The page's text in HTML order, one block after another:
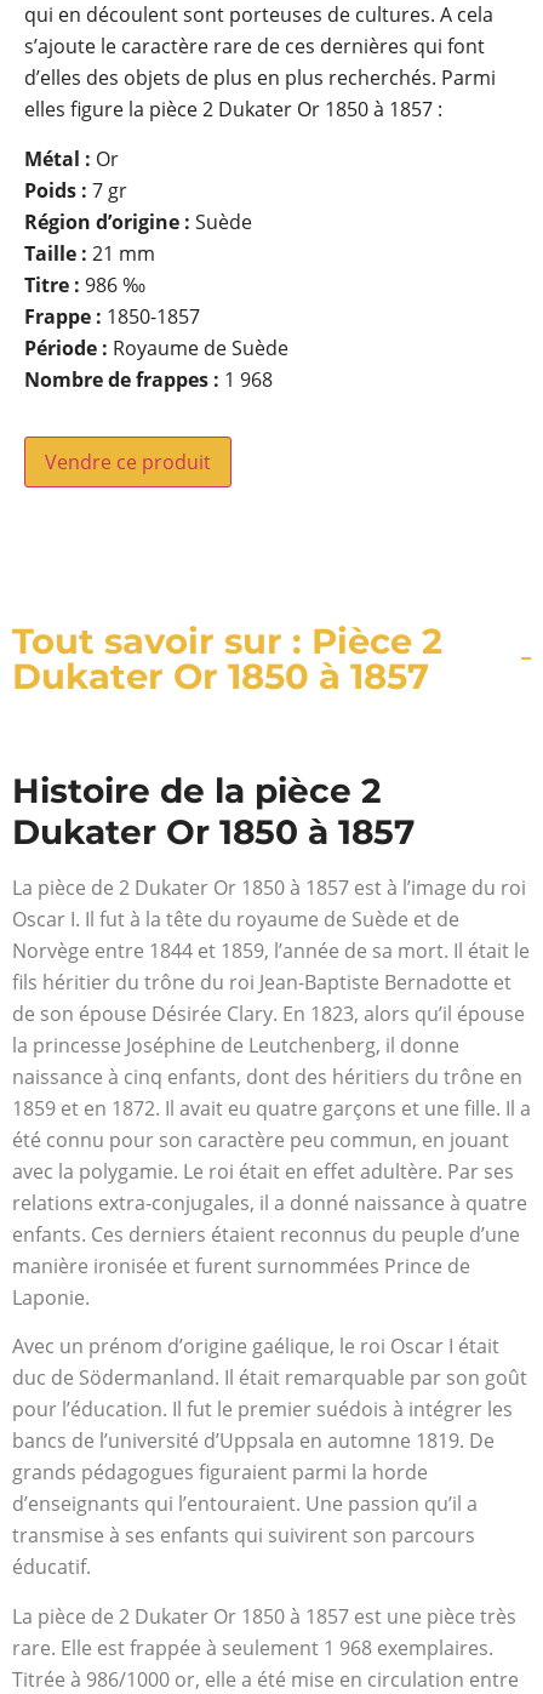
qui en découlent sont porteuses de cultures. A cela
s’ajoute le caractère rare de ces dernières qui font
d’elles des objets de plus en plus recherchés. Parmi
elles figure la pièce 2 Dukater Or 1850 à 1857 :
Métal : Or
Poids : 7 gr
Région d’origine : Suède
Taille : 21 mm
Titre : 986 ‰
Frappe : 1850-1857
Période : Royaume de Suède
Nombre de frappes : 1 968
Vendre ce produit
Tout savoir sur : Pièce 2
Dukater Or 1850 à 1857
Histoire de la pièce 2
Dukater Or 1850 à 1857
La pièce de 2 Dukater Or 1850 à 1857 est à l’image du roi
Oscar I. Il fut à la tête du royaume de Suède et de
Norvège entre 1844 et 1859, l’année de sa mort. Il était le
fils héritier du trône du roi Jean-Baptiste Bernadotte et
de son épouse Désirée Clary. En 1823, alors qu’il épouse
la princesse Joséphine de Leutchenberg, il donne
naissance à cinq enfants, dont des héritiers du trône en
1859 et en 1872. Il avait eu quatre garçons et une fille. Il a
été connu pour son caractère peu commun, en jouant
avec la polygamie. Le roi était en effet adultère. Par ses
relations extra-conjugales, il a donné naissance à quatre
enfants. Ces derniers étaient reconnus du peuple d’une
manière ironisée et furent surnommées Prince de
Laponie.
Avec un prénom d’origine gaélique, le roi Oscar I était
duc de Södermanland. Il était remarquable par son goût
pour l’éducation. Il fut le premier suédois à intégrer les
bancs de l’université d’Uppsala en automne 1819. De
grands pédagogues figuraient parmi la horde
d’enseignants qui l’entouraient. Une passion qu’il a
transmise à ses enfants qui suivirent son parcours
éducatif.
La pièce de 2 Dukater Or 1850 à 1857 est une pièce très
rare. Elle est frappée à seulement 1 968 exemplaires.
Titrée à 986/1000 or, elle a été mise en circulation entre